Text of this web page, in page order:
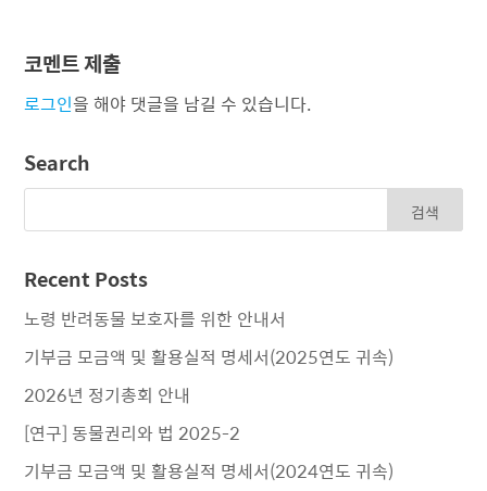
코멘트 제출
로그인을 해야 댓글을 남길 수 있습니다.
Search
Recent Posts
노령 반려동물 보호자를 위한 안내서
기부금 모금액 및 활용실적 명세서(2025연도 귀속)
2026년 정기총회 안내
[연구] 동물권리와 법 2025-2
기부금 모금액 및 활용실적 명세서(2024연도 귀속)